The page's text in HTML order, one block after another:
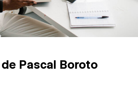
de Pascal Boroto